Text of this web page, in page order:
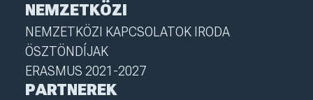
NEMZETKÖZI
NEMZETKÖZI KAPCSOLATOK IRODA
ÖSZTÖNDÍJAK
ERASMUS 2021-2027
PARTNEREK